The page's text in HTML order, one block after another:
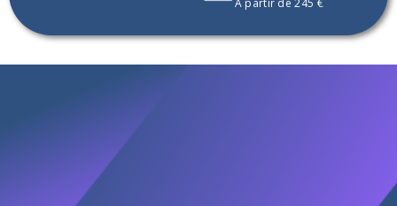
À partir de 245 €